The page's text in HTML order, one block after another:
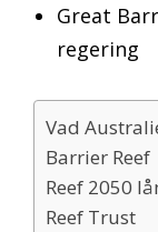
Great
regering
Vad
Barrier Reef
Reef 2050
Reef Trust